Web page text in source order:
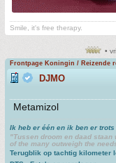
Smile, it's free therapy.
•
Frontpage Koningin / Reizende
DJMO
Metamizol
Ik heb er één en ik ben er trots
"Tussen droom en daad
of the many outweigh the
Terugblik op tachtig kilometer